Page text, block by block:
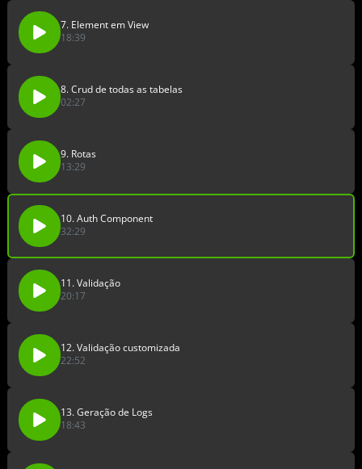
7. Element em View
18:39
8. Crud de todas as tabelas
02:27
9. Rotas
13:29
10. Auth Component
32:29
11. Validação
20:17
12. Validação customizada
22:52
13. Geração de Logs
18:43